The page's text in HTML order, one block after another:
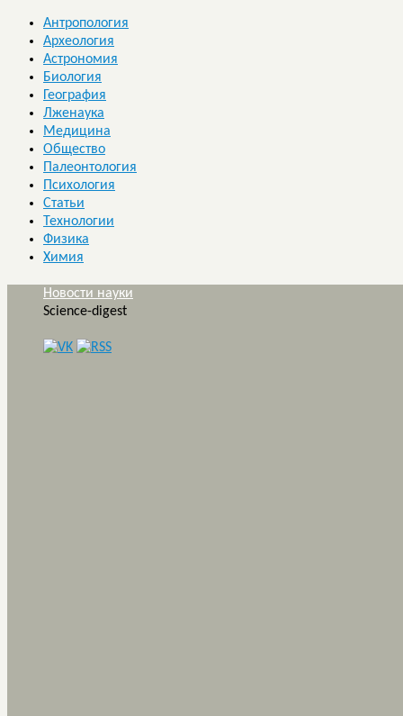
Антропология
Археология
Астрономия
Биология
География
Лженаука
Медицина
Общество
Палеонтология
Психология
Статьи
Технологии
Физика
Химия
Новости науки
Science-digest